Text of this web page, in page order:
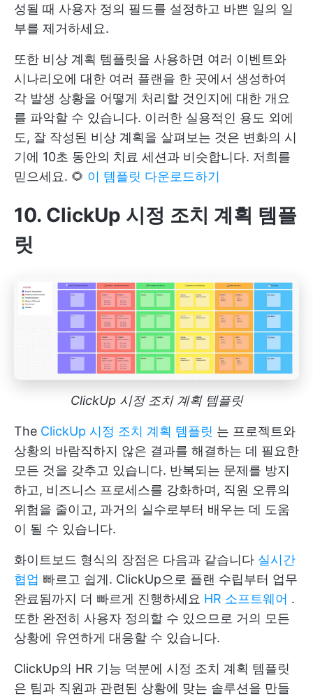
성될 때 사용자 정의 필드를 설정하고 바쁜 일의 일
부를 제거하세요.
또한 비상 계획 템플릿을 사용하면 여러 이벤트와
시나리오에 대한 여러 플랜을 한 곳에서 생성하여
각 발생 상황을 어떻게 처리할 것인지에 대한 개요
를 파악할 수 있습니다. 이러한 실용적인 용도 외에
도, 잘 작성된 비상 계획을 살펴보는 것은 변화의 시
기에 10초 동안의 치료 세션과 비슷합니다. 저희를
믿으세요. 🌻 이 템플릿 다운로드하기
10. ClickUp 시정 조치 계획 템플
릿
ClickUp 시정 조치 계획 템플릿
The ClickUp 시정 조치 계획 템플릿 는 프로젝트와
상황의 바람직하지 않은 결과를 해결하는 데 필요한
모든 것을 갖추고 있습니다. 반복되는 문제를 방지
하고, 비즈니스 프로세스를 강화하며, 직원 오류의
위험을 줄이고, 과거의 실수로부터 배우는 데 도움
이 될 수 있습니다.
화이트보드 형식의 장점은 다음과 같습니다 실시간
협업 빠르고 쉽게. ClickUp으로 플랜 수립부터 업무
완료됨까지 더 빠르게 진행하세요 HR 소프트웨어 .
또한 완전히 사용자 정의할 수 있으므로 거의 모든
상황에 유연하게 대응할 수 있습니다.
ClickUp의 HR 기능 덕분에 시정 조치 계획 템플릿
은 팀과 직원과 관련된 상황에 맞는 솔루션을 만들